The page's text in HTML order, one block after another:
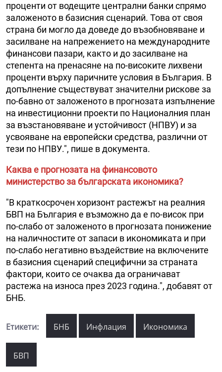
проценти от водещите централни банки спрямо
заложеното в базисния сценарий. Това от своя
страна би могло да доведе до възобновяване и
засилване на напрежението на международните
финансови пазари, както и до засилване на
степента на пренасяне на по-високите лихвени
проценти върху паричните условия в България. В
допълнение съществуват значителни рискове за
по-бавно от заложеното в прогнозата изпълнение
на инвестиционни проекти по Националния план
за възстановяване и устойчивост (НПВУ) и за
усвояване на европейски средства, различни от
тези по НПВУ.", пише в документа.
Каква е прогнозата на финансовото
министерство за българската икономика?
"В краткосрочен хоризонт растежът на реалния
БВП на България е възможно да е по-висок при
по-слабо от заложеното в прогнозата понижение
на наличностите от запаси в икономиката и при
по-слабо негативно въздействие на включените
в базисния сценарий специфични за страната
фактори, които се очаква да ограничават
растежа на износа през 2023 година.", добавят от
БНБ.
Етикети: БНБ Инфлация Икономика
БВП